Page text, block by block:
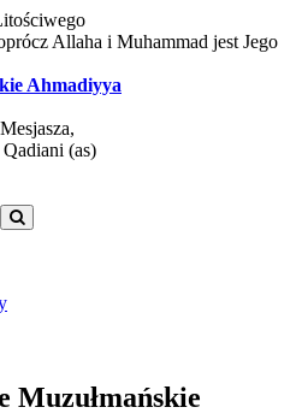
Allaha i Muhammad jest Jego
Ahmadiyya
(as)
Muzułmańskie